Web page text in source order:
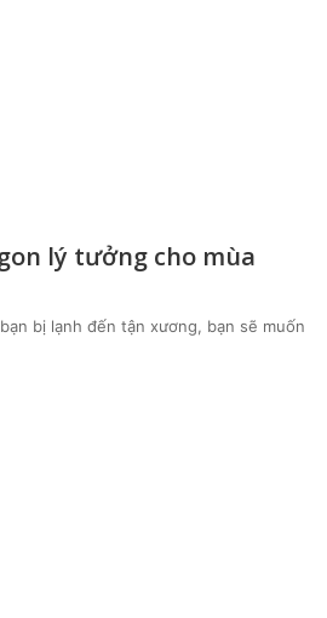
lý tưởng cho mùa
bị lạnh đến tận xương, bạn sẽ muốn